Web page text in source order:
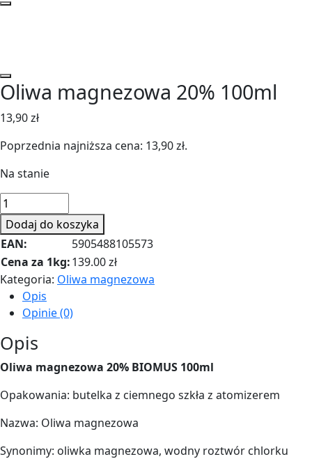
Oliwa magnezowa 20% 100ml
13,90zł
Poprzednia najniższa cena: 13,90zł.
Na stanie
ilość
Oliwa
magnezowa
20%
100ml
Dodaj do koszyka
EAN:
5905488105573
Cena za 1kg:139.00 zł
Kategoria: Oliwa magnezowa
Opis
Opinie (0)
Opis
Oliwa magnezowa 20% BIOMUS 100ml
Opakowania: butelka z ciemnego szkła z atomizerem
Nazwa: Oliwa magnezowa
Synonimy: oliwka magnezowa, wodny roztwór chlorku